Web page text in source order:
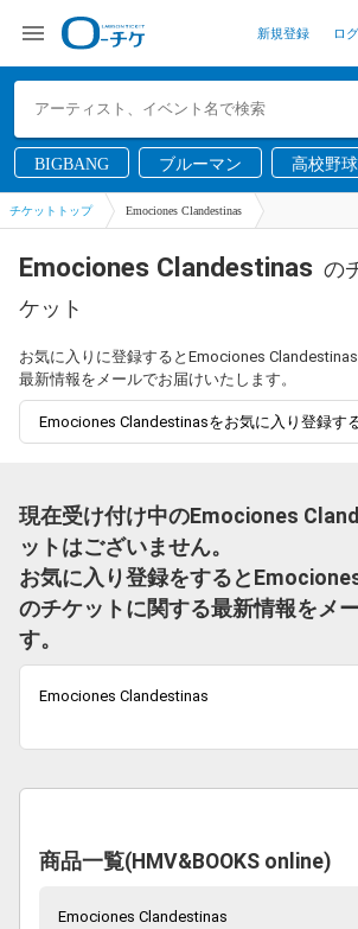
新規登録 ロ
BIGBANG ブルーマン 高校野球
チケットトップ Emociones Clandestinas
Emociones Clandestinas の
ケット
お気に入りに登録するとEmociones
最新情報をメールでお届けいたします。
Emociones Clandestinasをお気に入り登録す
現在受け付け中のEmociones
ットはございません。
お気に入り登録をすると
のチケットに関する最新情報をメ
す。
Emociones Clandestinas
商品一覧(HMV&BOOKS online)
Emociones Clandestinas